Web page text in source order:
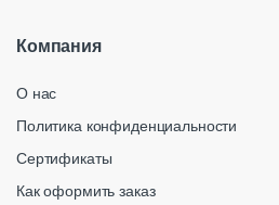
Компания
О нас
Политика конфиденциальности
Сертификаты
Как оформить заказ